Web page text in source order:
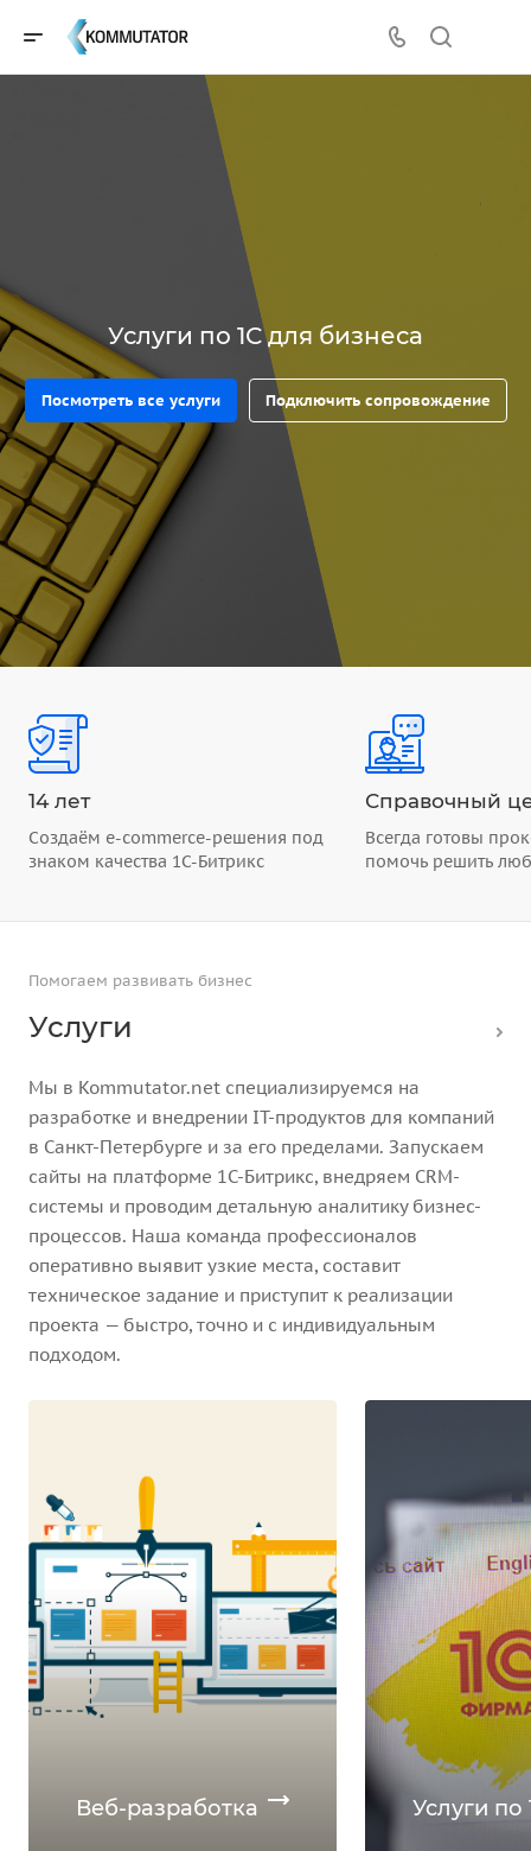
Услуги по 1С для бизнеса
Посмотреть все услуги Подключить сопровождение
14 лет
Создаём e-commerce-решения под
знаком качества 1С-Битрикс
Справочный
Всегда готовы
помочь решить
Помогаем развивать бизнес
Услуги
Мы в Kommutator.net специализируемся на
разработке и внедрении IT-продуктов для компаний
в Санкт-Петербурге и за его пределами. Запускаем
сайты на платформе 1С-Битрикс, внедряем CRM-
системы и проводим детальную аналитику бизнес-
процессов. Наша команда профессионалов
оперативно выявит узкие места, составит
техническое задание и приступит к реализации
проекта — быстро, точно и с индивидуальным
подходом.
Веб-разработка Услуги по